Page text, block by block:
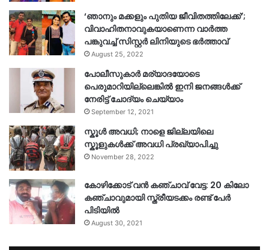
‘ഞാനും മക്കളും പുതിയ ജീവിതത്തിലേക്ക്’;
വിവാഹിതനാവുകയാണെന്ന വാർത്ത
പങ്കുവച്ച് സിസ്റ്റർ ലിനിയുടെ ഭർത്താവ്
August 25, 2022
പോലീസുകാര്‍ മര്യാദയോടെ
പെരുമാറിയില്ലെങ്കില്‍ ഇനി ജനങ്ങള്‍ക്ക്
നേരിട്ട് ചോദ്യം ചെയ്യാം
September 12, 2021
സ്കൂൾ അവധി; നാളെ ജില്ലയിലെ
സ്കൂളുകൾക്ക് അവധി പ്രഖ്യാപിച്ചു
November 28, 2022
കോഴിക്കോട് വൻ കഞ്ചാവ് വേട്ട: 20 കിലോ
കഞ്ചാവുമായി സ്ത്രീയടക്കം രണ്ട് പേർ
പിടിയിൽ
August 30, 2021